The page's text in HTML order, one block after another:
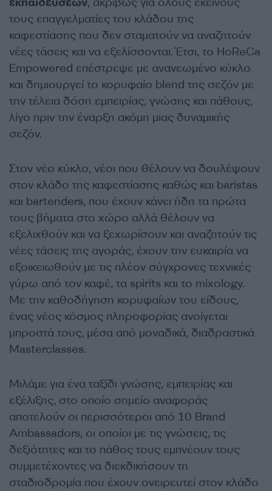
τους επαγγελματίες του κλάδου της
καφεστίασης που δεν σταματούν να αναζητούν
νέες τάσεις και να εξελίσσονται. Έτσι, το HoReCa
Empowered επέστρεψε με ανανεωμένο κύκλο
και δημιουργεί το κορυφαίο blend της σεζόν με
την τέλεια δόση εμπειρίας, γνώσης και πάθους,
λίγο πριν την έναρξη ακόμη μιας δυναμικής
σεζόν.
Στον νέο κύκλο, νέοι που θέλουν να δουλέψουν
στον κλάδο της καφεστίασης καθώς και baristas
και bartenders, που έχουν κάνει ήδη τα πρώτα
τους βήματα στο χώρο αλλά θέλουν να
εξελιχθούν και να ξεχωρίσουν και αναζητούν τις
νέες τάσεις της αγοράς, έχουν την ευκαιρία να
εξοικειωθούν με τις πλέον σύγχρονες τεχνικές
γύρω από τον καφέ, τα spirits και το mixology.
Με την καθοδήγηση κορυφαίων του είδους,
ένας νέος κόσμος πληροφορίας ανοίγεται
μπροστά τους, μέσα από μοναδικά, διαδραστικά
Masterclasses.
Μιλάμε για ένα ταξίδι γνώσης, εμπειρίας και
εξέλιξης, στο οποίο σημείο αναφοράς
αποτελούν οι περισσότεροι από 10 Brand
Ambassadors, οι οποίοι με τις γνώσεις, τις
δεξιότητες και το πάθος τους εμπνέουν τους
συμμετέχοντες να διεκδικήσουν τη
σταδιοδρομία που έχουν ονειρευτεί στον κλάδο